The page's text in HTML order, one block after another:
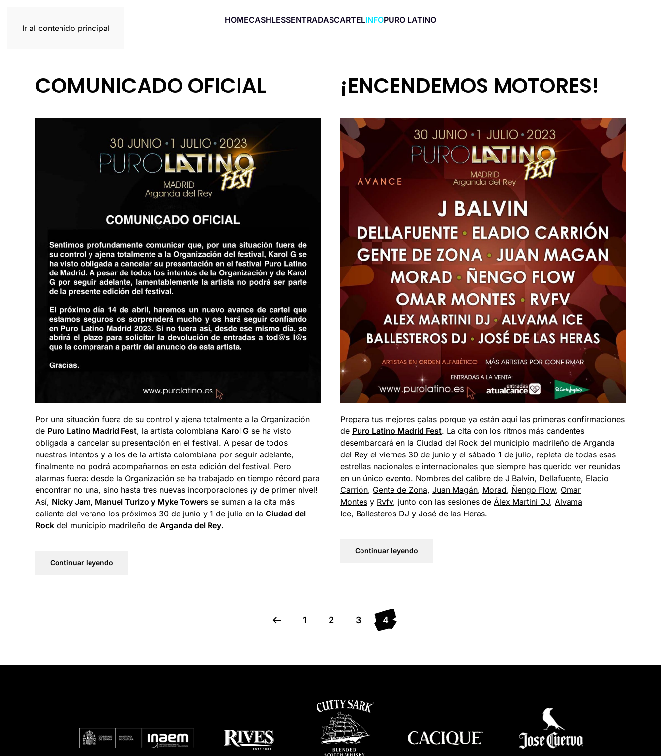
Ir al contenido principal
HOMECASHLESSENTRADASCARTELINFOPURO LATINO
COMUNICADO OFICIAL
Por una situación fuera de su control y ajena totalmente a la Organización
de Puro Latino Madrid Fest, la artista colombiana Karol G se ha visto
obligada a cancelar su presentación en el festival. A pesar de todos
nuestros intentos y a los de la artista colombiana por seguir adelante,
finalmente no podrá acompañarnos en esta edición del festival. Pero
alarmas fuera: desde la Organización se ha trabajado en tiempo récord para
encontrar no una, sino hasta tres nuevas incorporaciones ¡y de primer nivel!
Así, Nicky Jam, Manuel Turizo y Myke Towers se suman a la cita más
caliente del verano los próximos 30 de junio y 1 de julio en la Ciudad del
Rock del municipio madrileño de Arganda del Rey.
Continuar leyendo
¡ENCENDEMOS MOTORES!
Prepara tus mejores galas porque ya están aquí las primeras confirmaciones
de Puro Latino Madrid Fest. La cita con los ritmos más candentes
desembarcará en la Ciudad del Rock del municipio madrileño de Arganda
del Rey el viernes 30 de junio y el sábado 1 de julio, repleta de todas esas
estrellas nacionales e internacionales que siempre has querido ver reunidas
en un único evento. Nombres del calibre de J Balvin, Dellafuente, Eladio
Carrión, Gente de Zona, Juan Magán, Morad, Ñengo Flow, Omar
Montes y Rvfv, junto con las sesiones de Álex Martini DJ, Alvama
Ice, Ballesteros DJ y José de las Heras.
Continuar leyendo
1 2 3 4